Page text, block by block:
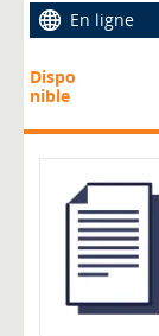
En ligne
Dispo
nible